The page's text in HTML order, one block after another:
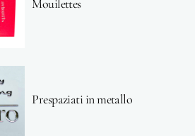
Mouilettes
Prespaziati in metallo